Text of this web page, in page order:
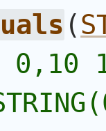
(
0,10